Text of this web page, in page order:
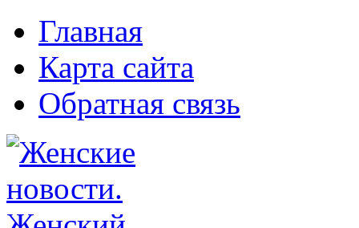
Главная
Карта сайта
Обратная связь